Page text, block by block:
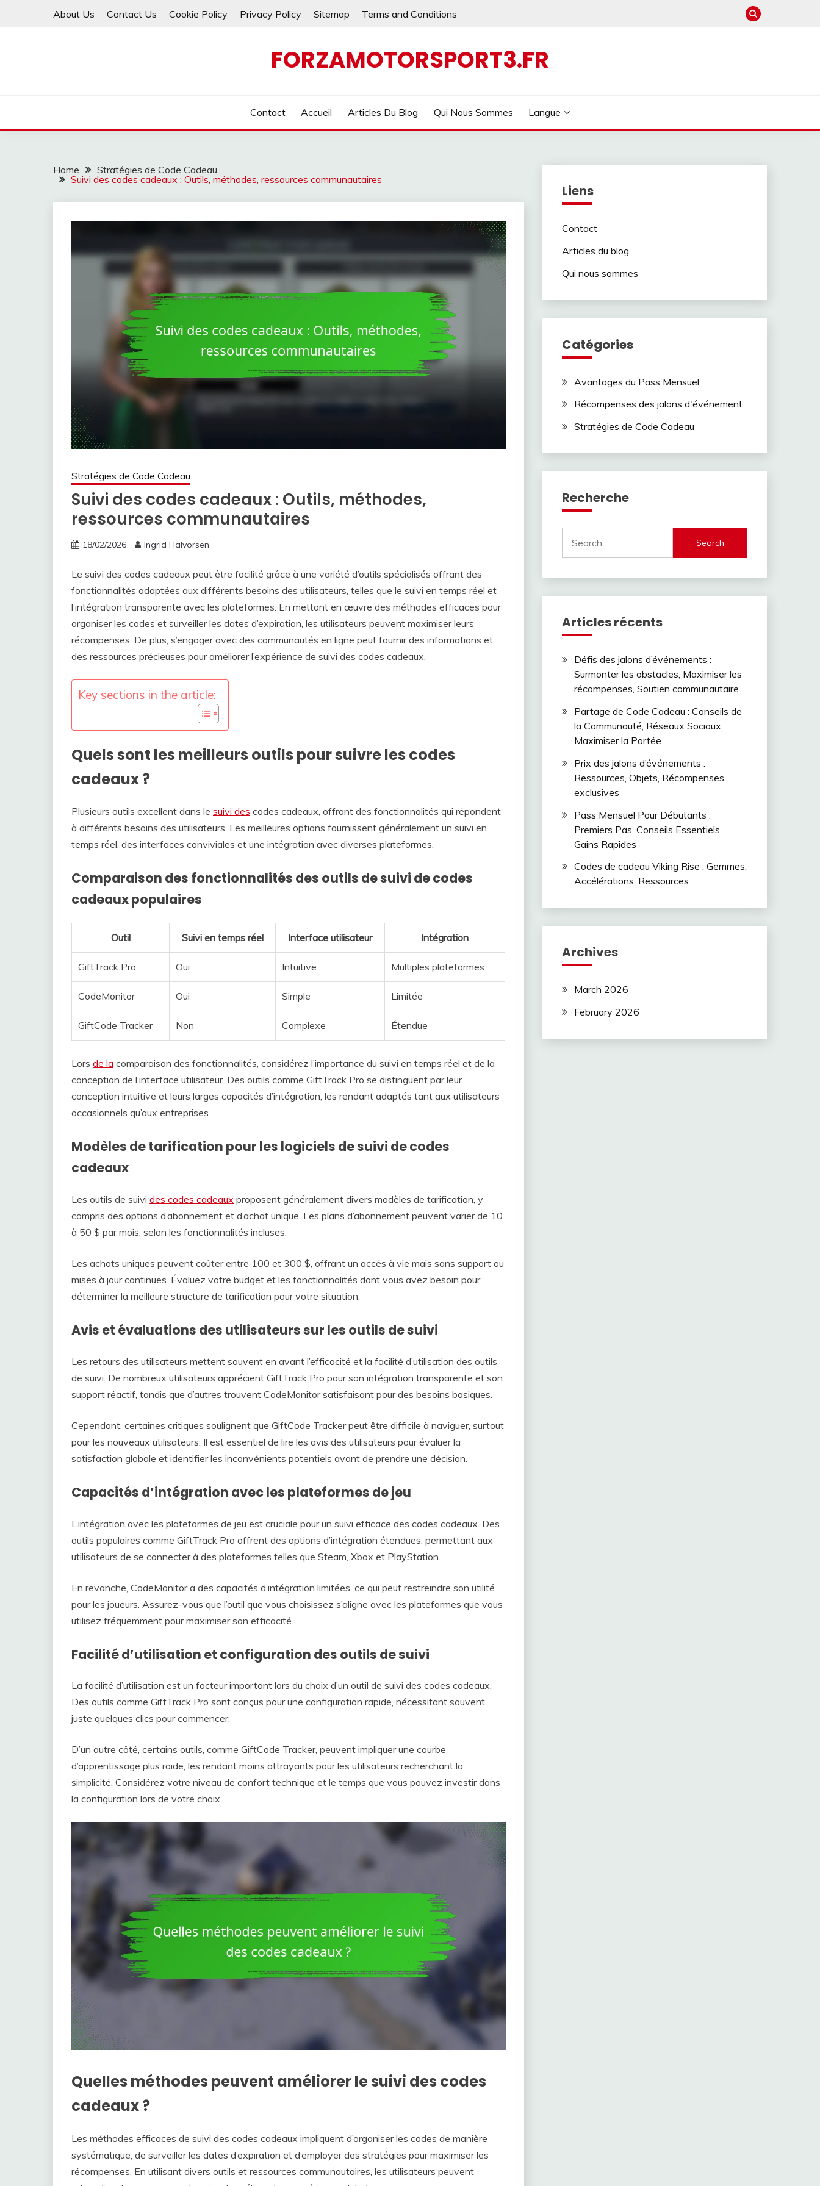
About Us Contact Us Cookie Policy Privacy Policy Sitemap Terms and Conditions
FORZAMOTORSPORT3.FR
Contact Accueil Articles Du Blog Qui Nous Sommes Langue
Home
Stratégies de Code Cadeau
Suivi des codes cadeaux : Outils, méthodes, ressources communautaires
Stratégies de Code Cadeau
Suivi des codes cadeaux : Outils, méthodes,
ressources communautaires
18/02/2026 Ingrid Halvorsen
Le suivi des codes cadeaux peut être facilité grâce à une variété d’outils spécialisés offrant des
fonctionnalités adaptées aux différents besoins des utilisateurs, telles que le suivi en temps réel et
l’intégration transparente avec les plateformes. En mettant en œuvre des méthodes efficaces pour
organiser les codes et surveiller les dates d’expiration, les utilisateurs peuvent maximiser leurs
récompenses. De plus, s’engager avec des communautés en ligne peut fournir des informations et
des ressources précieuses pour améliorer l’expérience de suivi des codes cadeaux.
Key sections in the article:
Quels sont les meilleurs outils pour suivre les codes
cadeaux ?
Plusieurs outils excellent dans le suivi des codes cadeaux, offrant des fonctionnalités qui répondent
à différents besoins des utilisateurs. Les meilleures options fournissent généralement un suivi en
temps réel, des interfaces conviviales et une intégration avec diverses plateformes.
Comparaison des fonctionnalités des outils de suivi de codes
cadeaux populaires
Outil Suivi en temps réel Interface utilisateur Intégration
GiftTrack Pro Oui Intuitive Multiples plateformes
CodeMonitor Oui Simple Limitée
GiftCode Tracker Non Complexe Étendue
Lors de la comparaison des fonctionnalités, considérez l’importance du suivi en temps réel et de la
conception de l’interface utilisateur. Des outils comme GiftTrack Pro se distinguent par leur
conception intuitive et leurs larges capacités d’intégration, les rendant adaptés tant aux utilisateurs
occasionnels qu’aux entreprises.
Modèles de tarification pour les logiciels de suivi de codes
cadeaux
Les outils de suivi des codes cadeaux proposent généralement divers modèles de tarification, y
compris des options d’abonnement et d’achat unique. Les plans d’abonnement peuvent varier de 10
à 50 $ par mois, selon les fonctionnalités incluses.
Les achats uniques peuvent coûter entre 100 et 300 $, offrant un accès à vie mais sans support ou
mises à jour continues. Évaluez votre budget et les fonctionnalités dont vous avez besoin pour
déterminer la meilleure structure de tarification pour votre situation.
Avis et évaluations des utilisateurs sur les outils de suivi
Les retours des utilisateurs mettent souvent en avant l’efficacité et la facilité d’utilisation des outils
de suivi. De nombreux utilisateurs apprécient GiftTrack Pro pour son intégration transparente et son
support réactif, tandis que d’autres trouvent CodeMonitor satisfaisant pour des besoins basiques.
Cependant, certaines critiques soulignent que GiftCode Tracker peut être difficile à naviguer, surtout
pour les nouveaux utilisateurs. Il est essentiel de lire les avis des utilisateurs pour évaluer la
satisfaction globale et identifier les inconvénients potentiels avant de prendre une décision.
Capacités d’intégration avec les plateformes de jeu
L’intégration avec les plateformes de jeu est cruciale pour un suivi efficace des codes cadeaux. Des
outils populaires comme GiftTrack Pro offrent des options d’intégration étendues, permettant aux
utilisateurs de se connecter à des plateformes telles que Steam, Xbox et PlayStation.
En revanche, CodeMonitor a des capacités d’intégration limitées, ce qui peut restreindre son utilité
pour les joueurs. Assurez-vous que l’outil que vous choisissez s’aligne avec les plateformes que vous
utilisez fréquemment pour maximiser son efficacité.
Facilité d’utilisation et configuration des outils de suivi
La facilité d’utilisation est un facteur important lors du choix d’un outil de suivi des codes cadeaux.
Des outils comme GiftTrack Pro sont conçus pour une configuration rapide, nécessitant souvent
juste quelques clics pour commencer.
D’un autre côté, certains outils, comme GiftCode Tracker, peuvent impliquer une courbe
d’apprentissage plus raide, les rendant moins attrayants pour les utilisateurs recherchant la
simplicité. Considérez votre niveau de confort technique et le temps que vous pouvez investir dans
la configuration lors de votre choix.
Quelles méthodes peuvent améliorer le suivi des codes
cadeaux ?
Les méthodes efficaces de suivi des codes cadeaux impliquent d’organiser les codes de manière
systématique, de surveiller les dates d’expiration et d’employer des stratégies pour maximiser les
récompenses. En utilisant divers outils et ressources communautaires, les utilisateurs peuvent
Liens
Contact
Articles du blog
Qui nous sommes
Catégories
Avantages du Pass Mensuel
Récompenses des jalons d'événement
Stratégies de Code Cadeau
Recherche
for:
Articles récents
Défis des jalons d’événements :
Surmonter les obstacles, Maximiser les
récompenses, Soutien communautaire
Partage de Code Cadeau : Conseils de
la Communauté, Réseaux Sociaux,
Maximiser la Portée
Prix des jalons d’événements :
Ressources, Objets, Récompenses
exclusives
Pass Mensuel Pour Débutants :
Premiers Pas, Conseils Essentiels,
Gains Rapides
Codes de cadeau Viking Rise : Gemmes,
Accélérations, Ressources
Archives
March 2026
February 2026